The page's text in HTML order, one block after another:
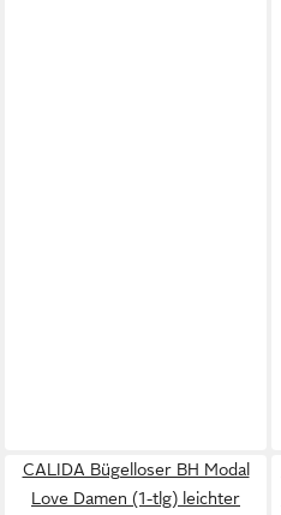
CALIDA Bügelloser BH Modal
Love Damen (1-tlg) leichter